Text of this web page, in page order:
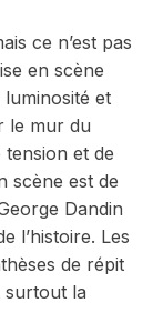
ce n’est pas
en scène
et
le mur du
et de
scène est de
Dandin
l’histoire. Les
de répit
surtout la